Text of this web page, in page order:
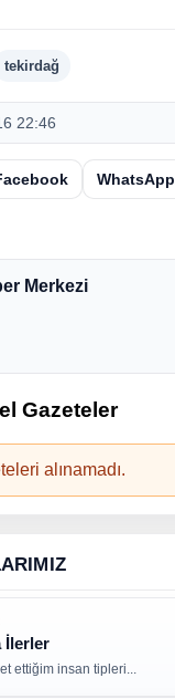
tekirdağ
22:46
WhatsApp
Merkezi
Gazeteler
alınamadı.
İlerler
ettiğim insan tipleri...